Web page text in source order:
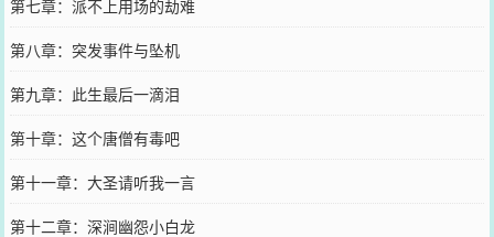
第七章：派不上用场的劫难
第八章：突发事件与坠机
第九章：此生最后一滴泪
第十章：这个唐僧有毒吧
第十一章：大圣请听我一言
第十二章：深涧幽怨小白龙